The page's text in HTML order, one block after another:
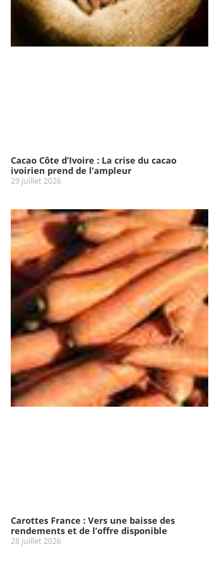
Cacao Côte d’Ivoire : La crise du cacao
ivoirien prend de l’ampleur
29 juillet 2026
Carottes France : Vers une baisse des
rendements et de l’offre disponible
28 juillet 2026